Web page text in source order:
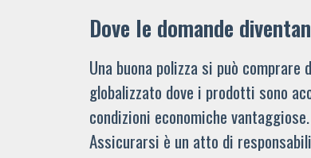
Dove le domande
Una buona polizza si può
globalizzato dove i prodotti sono
condizioni economiche
Assicurarsi è un atto di